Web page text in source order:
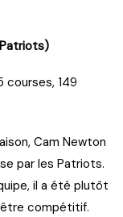
courses, 149
Cam Newton
par les Patriots.
il a été plutôt
compétitif.